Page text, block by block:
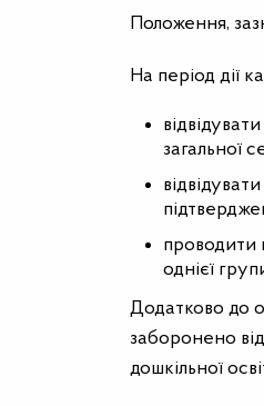
Положення,
На період дії
загальної
проводити
однієї
Додатково до
заборонено
дошкільної